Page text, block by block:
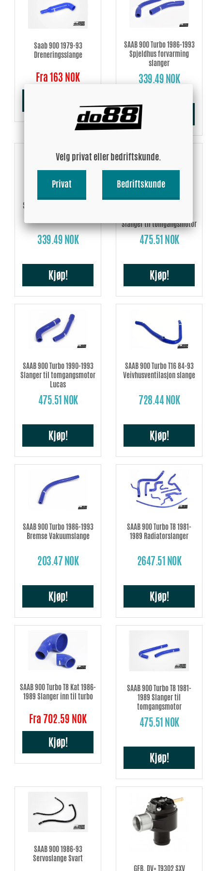
Saab 900 1979-93
Dreneringsslange
Fra 163 NOK
SAAB 900 Turbo 1986-1993
Spjeldhus forvarming
slanger
339.49 NOK
SAAB 900 Turbo 1986-1993
339.49 NOK
Kjøp!
Slanger til tomgangsmotor
475.51 NOK
Kjøp!
SAAB 900 Turbo 1990-1993
Slanger til tomgangsmotor
Lucas
475.51 NOK
Kjøp!
SAAB 900 Turbo T16 84-93
Veivhusventilasjon slange
728.44 NOK
Kjøp!
SAAB 900 Turbo 1986-1993
Bremse Vakuumslange
203.47 NOK
Kjøp!
SAAB 900 Turbo T8 1981-
1989 Radiatorslanger
2647.51 NOK
Kjøp!
SAAB 900 Turbo T8 Kat 1986-
1989 Slanger inn til turbo
Fra 702.59 NOK
Kjøp!
SAAB 900 Turbo T8 1981-
1989 Slanger til
tomgangsmotor
475.51 NOK
Kjøp!
SAAB 900 1986-93
Servoslange Svart
GFB, DV+ T9302 SXV
Velg privat eller bedriftskunde.
Privat Bedriftskunde